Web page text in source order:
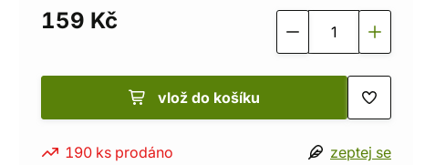
159 Kč
vlož do košíku
190 ks prodáno
zeptej se